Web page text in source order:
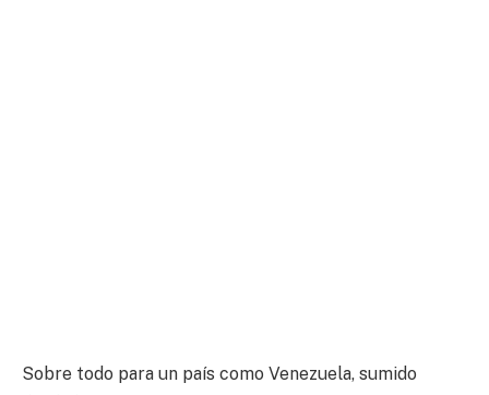
Sobre todo para un país como Venezuela, sumido